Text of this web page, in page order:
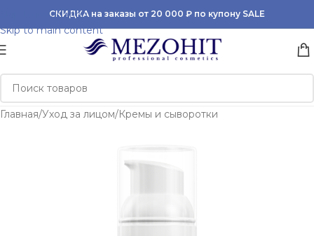
Skip to navigation
Skip to main content
СКИДКА на заказы от 20 000 ₽ по купону SALE
Главная/Уход за лицом/Кремы и сыворотки